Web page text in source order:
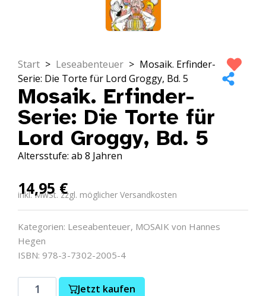
Start > Leseabenteuer > Mosaik. Erfinder-
Serie: Die Torte für Lord Groggy, Bd. 5
Mosaik. Erfinder-
Serie: Die Torte für
Lord Groggy, Bd. 5
Altersstufe: ab 8 Jahren
14,95 €
inkl. MwSt. zzgl. möglicher Versandkosten
Kategorien: Leseabenteuer, MOSAIK von Hannes
Hegen
ISBN: 978-3-7302-2005-4
Jetzt kaufen